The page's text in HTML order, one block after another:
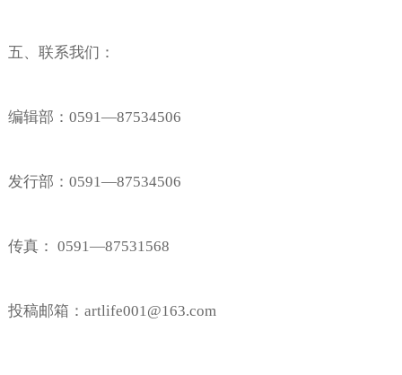
五、联系我们：
编辑部： 0591—87534506
发行部： 0591—87534506
传真： 0591—87531568
投稿邮箱： artlife001@163.com